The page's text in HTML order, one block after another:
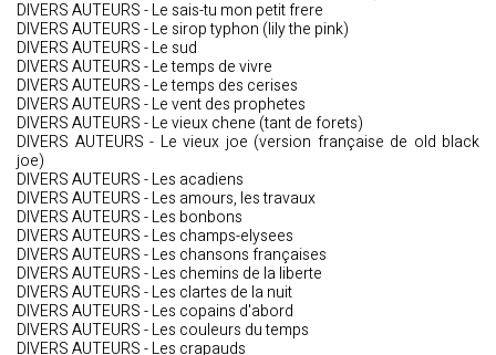
DIVERS AUTEURS - Le sais-tu mon petit frere
DIVERS AUTEURS - Le sirop typhon (lily the pink)
DIVERS AUTEURS - Le sud
DIVERS AUTEURS - Le temps de vivre
DIVERS AUTEURS - Le temps des cerises
DIVERS AUTEURS - Le vent des prophetes
DIVERS AUTEURS - Le vieux chene (tant de forets)
DIVERS AUTEURS - Le vieux joe (version française de old black
joe)
DIVERS AUTEURS - Les acadiens
DIVERS AUTEURS - Les amours, les travaux
DIVERS AUTEURS - Les bonbons
DIVERS AUTEURS - Les champs-elysees
DIVERS AUTEURS - Les chansons françaises
DIVERS AUTEURS - Les chemins de la liberte
DIVERS AUTEURS - Les clartes de la nuit
DIVERS AUTEURS - Les copains d'abord
DIVERS AUTEURS - Les couleurs du temps
DIVERS AUTEURS - Les crapauds